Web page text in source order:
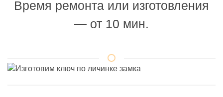
Время ремонта или изготовления
— от 10 мин.